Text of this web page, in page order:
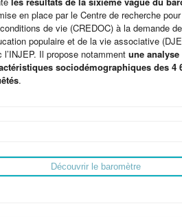
en place par le Centre de recherche pour
de vie (CREDOC) à la demande
populaire et de la vie associative
l’INJEP. Il propose notammentune
sociodémographiques des 4
.
Découvrir le baromètre